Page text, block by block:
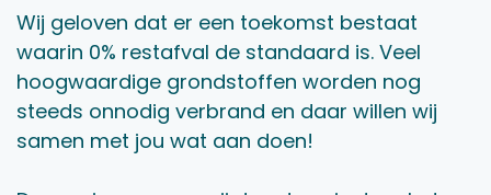
Wij geloven dat er een toekomst bestaat
waarin 0% restafval de standaard is. Veel
hoogwaardige grondstoffen worden nog
steeds onnodig verbrand en daar willen wij
samen met jou wat aan doen!